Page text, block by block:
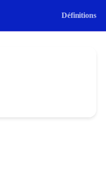
Définitions